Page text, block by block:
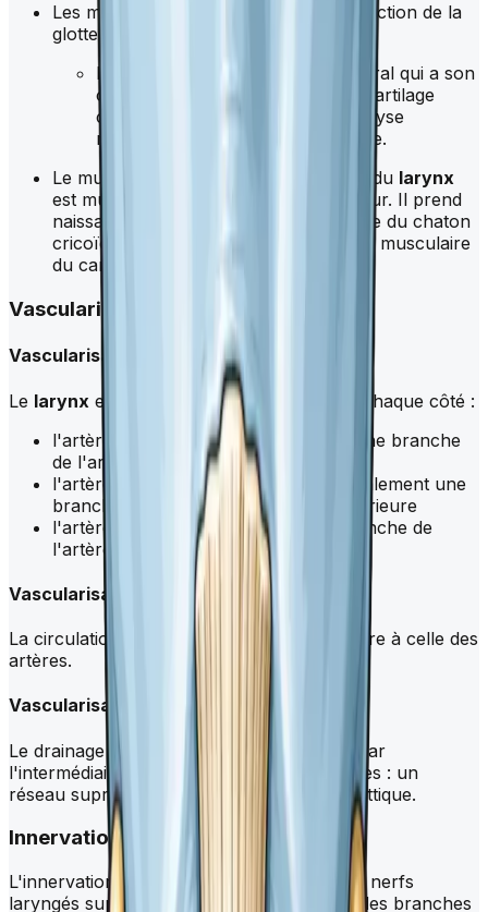
Les muscles responsables de la constriction de la
glotte sont :
Le muscle crico-aryténoïdien latéral qui a son
origine sur le bord supérieur du cartilage
cricoïde et se termine sur l'apophyse
musculaire du cartilage aryténoïde.
Le muscle responsable de la dilatation du larynx
est muscle crico-aryténoïdien postérieur. Il prend
naissance à partir de la fossette latérale du chaton
cricoïdien et se termine sur l'apophyse musculaire
du cartilage aryténoïde
Vascularisation
Vascularisation artérielle
Le larynx est alimenté par trois artères de chaque côté :
l'artère laryngée supérieure, qui est une branche
de l'artère thyroïdienne supérieure.
l'artère laryngée inférieure, qui est également une
branche de l'artère thyroïdienne supérieure
l'artère laryngée postérieure, une branche de
l'artère thyroïdienne inférieure.
Vascularisation veineuse
La circulation veineuse du
est similaire à celle des
artères.
Vascularisation lymphatique
Le drainage lymphatique du larynx
se fait par
l'intermédiaire de deux réseaux lymphatiques : un
réseau supraglottique et un réseau infraglottique.
Innervation
L'innervation du larynx est assurée par les nerfs
laryngés supérieurs et inférieurs, qui sont des branches